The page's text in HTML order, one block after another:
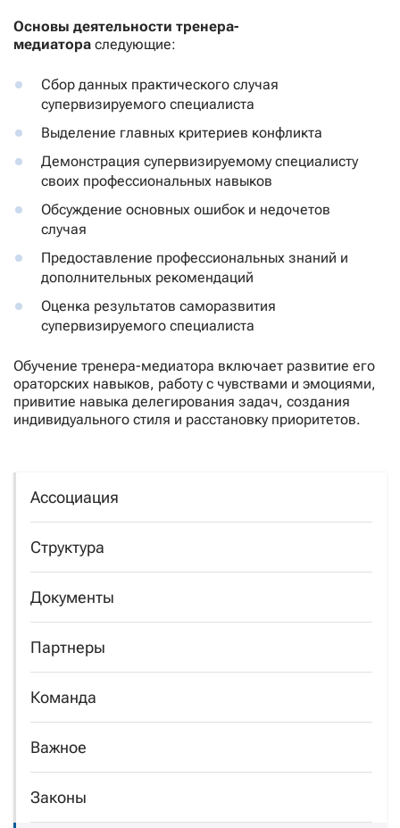
Ассоциация
Структура
Документы
Партнеры
Команда
Важное
Законы
Основы деятельности тренера-
медиатора следующие:
Сбор данных практического случая
супервизируемого специалиста
Выделение главных критериев конфликта
Демонстрация супервизируемому специалисту
своих профессиональных навыков
Обсуждение основных ошибок и недочетов
случая
Предоставление профессиональных знаний и
дополнительных рекомендаций
Оценка результатов саморазвития
супервизируемого специалиста
Обучение тренера-медиатора включает развитие его
ораторских навыков, работу с чувствами и эмоциями,
привитие навыка делегирования задач, создания
индивидуального стиля и расстановку приоритетов.